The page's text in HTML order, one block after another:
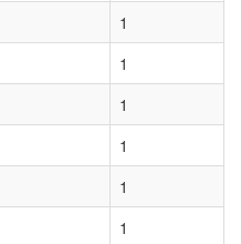
1
1
1
1
1
1